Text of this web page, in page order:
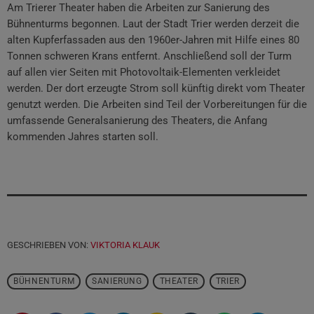
Am Trierer Theater haben die Arbeiten zur Sanierung des
Bühnenturms begonnen. Laut der Stadt Trier werden derzeit die
alten Kupferfassaden aus den 1960er-Jahren mit Hilfe eines 80
Tonnen schweren Krans entfernt. Anschließend soll der Turm
auf allen vier Seiten mit Photovoltaik-Elementen verkleidet
werden. Der dort erzeugte Strom soll künftig direkt vom Theater
genutzt werden. Die Arbeiten sind Teil der Vorbereitungen für die
umfassende Generalsanierung des Theaters, die Anfang
kommenden Jahres starten soll.
GESCHRIEBEN VON: VIKTORIA KLAUK
BÜHNENTURM SANIERUNG THEATER TRIER